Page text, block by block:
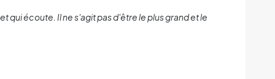
qui écoute. Il ne s'agit pas d'être le plus grand et le